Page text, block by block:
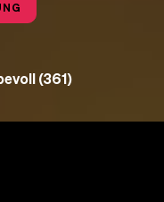
(361)